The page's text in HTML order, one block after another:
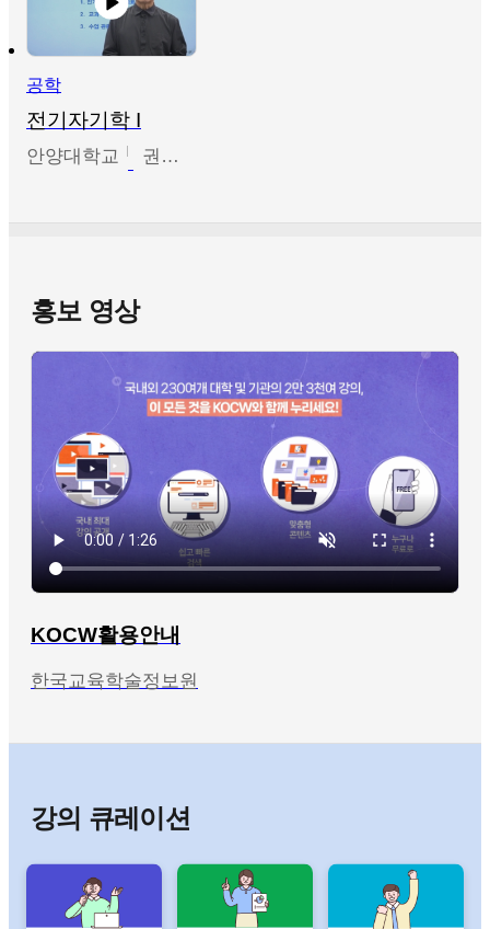
공학
전기자기학 I
안양대학교 권원현
홍보 영상
KOCW활용안내
한국교육학술정보원
강의 큐레이션